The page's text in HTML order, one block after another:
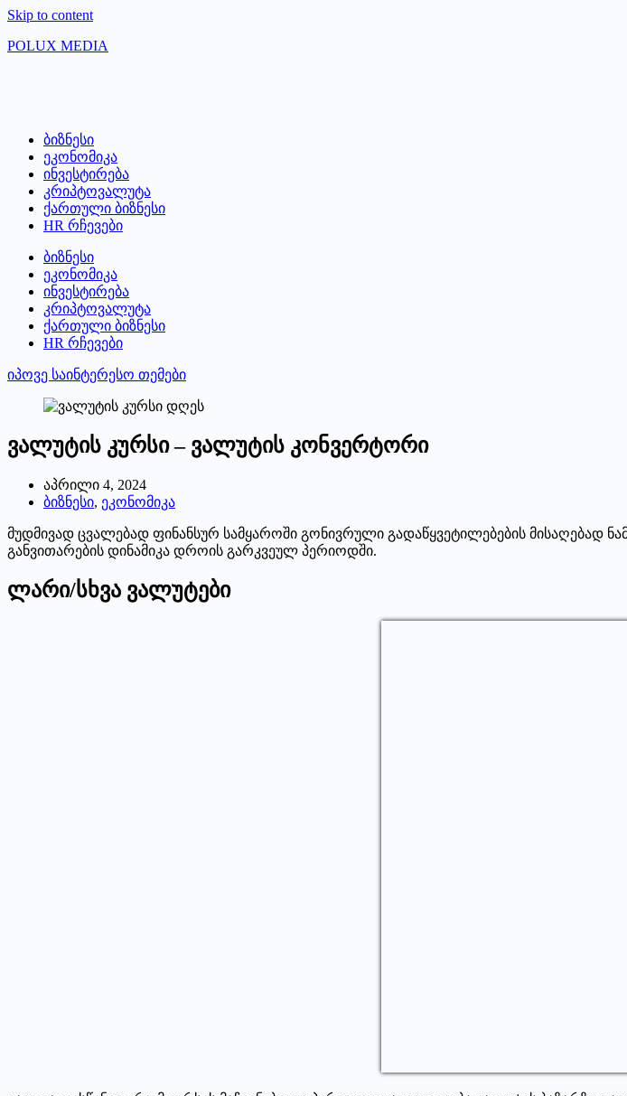
Skip to content
POLUX MEDIA
ბიზნესი
ეკონომიკა
ინვესტირება
კრიპტოვალუტა
ქართული ბიზნესი
HR რჩევები
ბიზნესი
ეკონომიკა
ინვესტირება
კრიპტოვალუტა
ქართული ბიზნესი
HR რჩევები
იპოვე საინტერესო თემები
ვალუტის კურსი – ვალუტის კონვერტორი
აპრილი 4, 2024
ბიზნესი, ეკონომიკა
მუდმივად ცვალებად ფინანსურ სამყაროში გონივრული გადაწყვეტილებების მისაღებად
განვითარების დინამიკა დროის გარკვეულ პერიოდში.
ლარი/სხვა ვალუტები